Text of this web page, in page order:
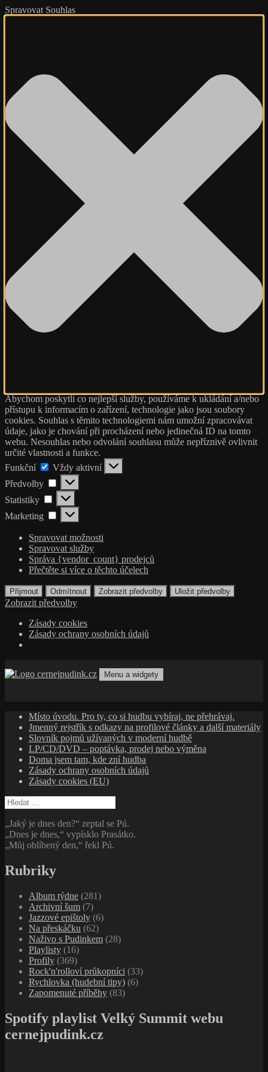
Spravovat Souhlas
Abychom poskytli co nejlepší služby, používáme k ukládání a/nebo
přístupu k informacím o zařízení, technologie jako jsou soubory
cookies. Souhlas s těmito technologiemi nám umožní zpracovávat
údaje, jako je chování při procházení nebo jedinečná ID na tomto
webu. Nesouhlas nebo odvolání souhlasu může nepříznivě ovlivnit
určité vlastnosti a funkce.
Funkční
Funkční
Vždy aktivní
Předvolby
Předvolby
Statistiky Statistiky
Marketing Marketing
Spravovat možnosti
Spravovat služby
Správa {vendor_count} prodejců
Přečtěte si více o těchto účelech
Přijmout Odmítnout Zobrazit předvolby Uložit předvolby
Zobrazit předvolby
Zásady cookies
Zásady ochrany osobních údajů
k
Menu a widgety
Místo úvodu. Pro ty, co si hudbu vybíraj, ne přehrávaj.
Jmenný rejstřík s odkazy na profilové články a další materiály
Slovník pojmů užívaných v moderní hudbě
LP/CD/DVD – poptávka, prodej nebo výměna
Doma jsem tam, kde zní hudba
Zásady ochrany osobních údajů
Zásady cookies (EU)
Vyhledávání
„Jaký je dnes den?“ zeptal se Pú.
„Dnes je dnes,“ vypísklo Prasátko.
„Můj oblíbený den,“ řekl Pú.
Rubriky
Album týdne (281)
Archivní šum (7)
Jazzové epištoly (6)
Na přeskáčku (62)
Naživo s Pudinkem (28)
Playlisty (16)
Profily (369)
Rock'n'rolloví průkopníci (33)
Rychlovka (hudební tipy) (6)
Zapomenuté příběhy (83)
Spotify playlist Velký Summit webu
cernejpudink.cz